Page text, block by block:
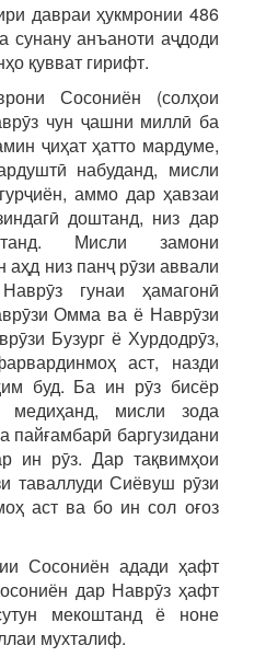
давраи ҳукмронии 486
сунану анъаноти аҷдоди
қувват гирифт.
Сосониён (солҳои
чун ҷашни миллӣ ба
ҷиҳат ҳатто мардуме,
набуданд, мисли
аммо дар ҳавзаи
доштанд, низ дар
Мисли замони
низ панҷ рӯзи аввали
гунаи ҳамагонӣ
Омма ва ё Наврӯзи
Бузург ё Хурдодрӯз,
аст, назди
буд. Ба ин рӯз бисёр
медиҳанд, мисли зода
пайғамбарӣ баргузидани
ин рӯз. Дар тақвимҳои
таваллуди Сиёвуш рӯзи
аст ва бо ин сол оғоз
Сосониён адади ҳафт
дар Наврӯз ҳафт
мекоштанд ё ноне
мухталиф.